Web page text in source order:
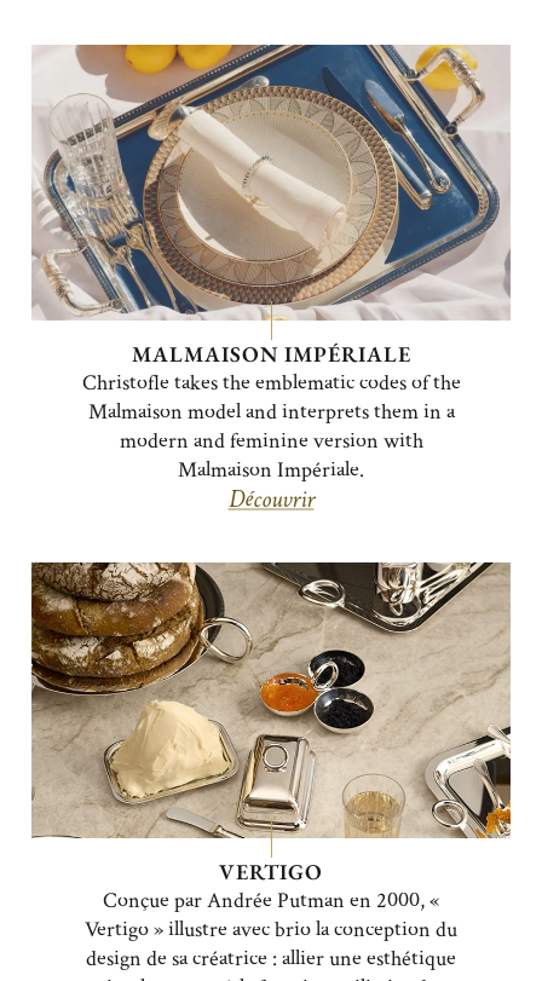
MALMAISON IMPÉRIALE
Christofle takes the emblematic codes of the
Malmaison model and interprets them in a
modern and feminine version with
Malmaison Impériale.
Découvrir
VERTIGO
Conçue par Andrée Putman en 2000, «
Vertigo » illustre avec brio la conception du
design de sa créatrice : allier une esthétique